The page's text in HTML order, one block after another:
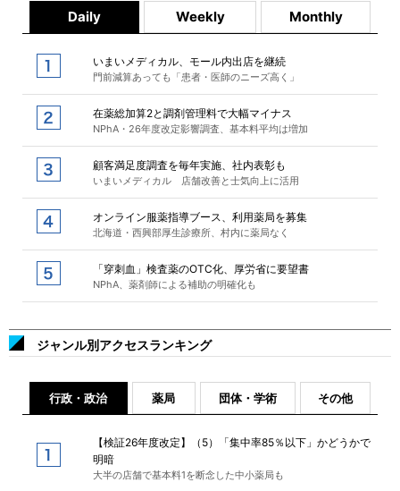
Daily Weekly Monthly
いまいメディカル、モール内出店を継続
門前減算あっても「患者・医師のニーズ高く」
在薬総加算2と調剤管理料で大幅マイナス
NPhA・26年度改定影響調査、基本料平均は増加
顧客満足度調査を毎年実施、社内表彰も
いまいメディカル 店舗改善と士気向上に活用
オンライン服薬指導ブース、利用薬局を募集
北海道・西興部厚生診療所、村内に薬局なく
「穿刺血」検査薬のOTC化、厚労省に要望書
NPhA、薬剤師による補助の明確化も
ジャンル別アクセスランキング
行政・政治 薬局 団体・学術 その他
【検証26年度改定】（5）「集中率85％以下」かどうかで
明暗
大半の店舗で基本料1を断念した中小薬局も